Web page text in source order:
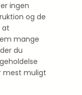
ingen
og de
at
mange
du
mest muligt